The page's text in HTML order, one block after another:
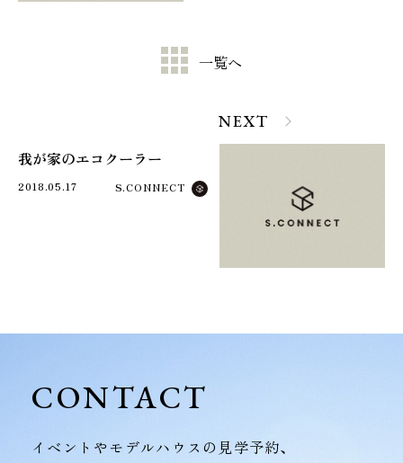
一覧へ
NEXT
我が家のエコクーラー
2018.05.17 S.CONNECT
CONTACT
イベントやモデルハウスの見学予約、